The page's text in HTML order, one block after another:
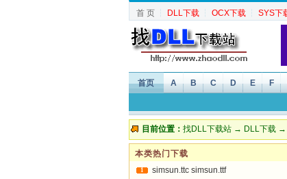
首 页┆ DLL下载┆ OCX下载┆ SYS下
首页 A B C D E F
目前位置： 找DLL下载站→ DLL下载→
本类热门下载
1 simsun.ttc simsun.ttf